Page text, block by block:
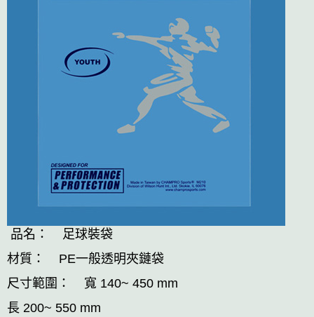
品名： 足球裝袋
材質： PE一般透明夾鏈袋
尺寸範圍： 寬 140~ 450 mm
長 200~ 550 mm